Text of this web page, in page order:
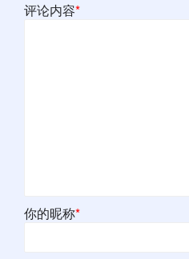
评论内容*
你的昵称*